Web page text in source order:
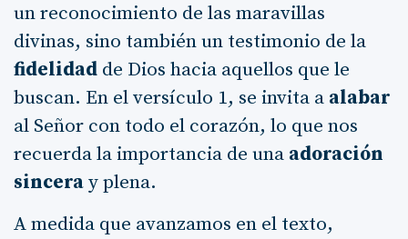
un reconocimiento de las maravillas
divinas, sino también un testimonio de la
fidelidad de Dios hacia aquellos que le
buscan. En el versículo 1, se invita a alabar
al Señor con todo el corazón, lo que nos
recuerda la importancia de una adoración
sinceray plena.
A medida que avanzamos en el texto,